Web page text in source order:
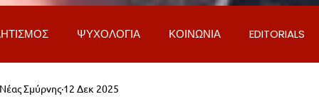
ΨΥΧΟΛΟΓΙΑ ΚΟΙΝΩΝΙΑ EDITORIALS
& ΑΠΟΨΕΙΣ
Σμύρνης 12 Δεκ 2025